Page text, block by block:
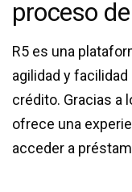
proceso
R5 es una
agilidad y
crédito. Gracias a
ofrece una
acceder a